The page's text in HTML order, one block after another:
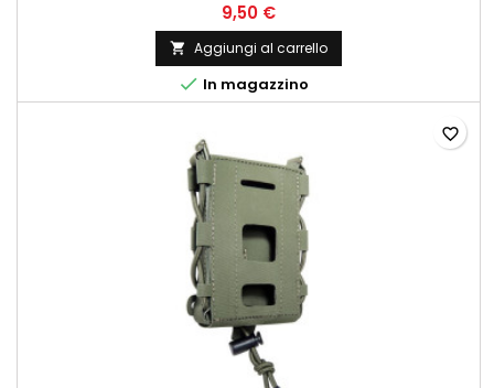
9,50 €
 Aggiungi al carrello
 In magazzino
favorite_border